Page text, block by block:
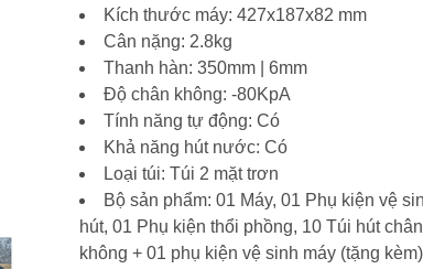
Kích thước máy: 427x187x82 mm
Cân nặng: 2.8kg
Thanh hàn: 350mm | 6mm
Độ chân không: -80KpA
Tính năng tự động: Có
Khả năng hút nước: Có
Loại túi: Túi 2 mặt trơn
Bộ sản phẩm: 01 Máy, 01 Phụ kiện vệ
hút, 01 Phụ kiện thổi phồng, 10 Túi hút chân
không + 01 phụ kiện vệ sinh máy (tặng kèm)